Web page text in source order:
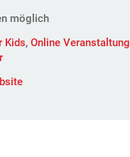
möglich
Kids, Online Veranstaltung